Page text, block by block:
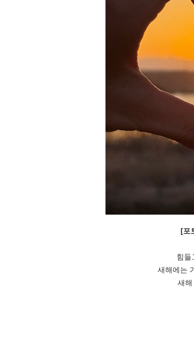
[포
힘들
새해에는
새해